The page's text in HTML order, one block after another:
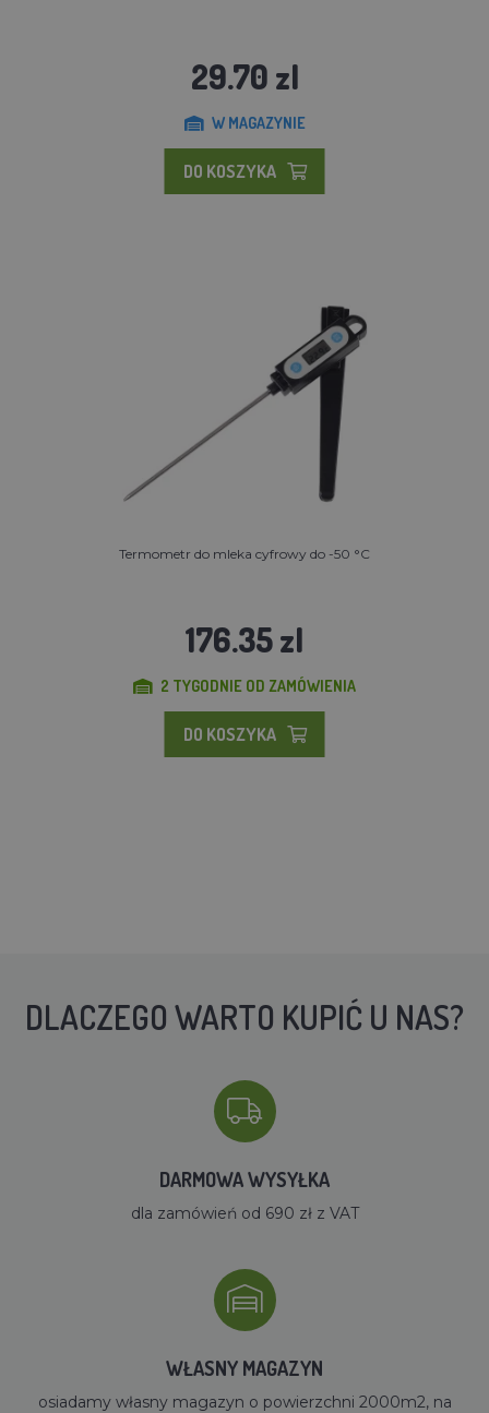
29.70 zl
W MAGAZYNIE
DO KOSZYKA
Termometr do mleka cyfrowy do -50 °C
176.35 zl
2 TYGODNIE OD ZAMÓWIENIA
DO KOSZYKA
DLACZEGO WARTO KUPIĆ U NAS?
DARMOWA WYSYŁKA
dla zamówień od 690 zł z VAT
WŁASNY MAGAZYN
osiadamy własny magazyn o powierzchni 2000m2, na